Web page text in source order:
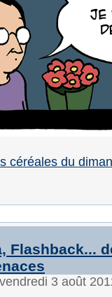
céréales du
Flashback...
3 août